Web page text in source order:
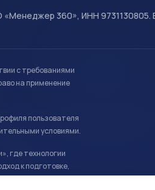
360», ИНН 9731130805.
с требованиями
на применение
пользователя
условиями.
где технологии
к подготовке,